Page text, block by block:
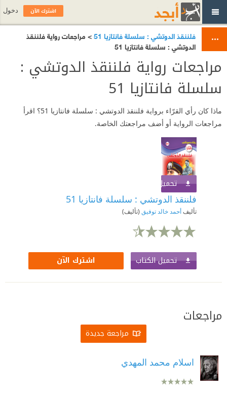
فلننقذ الدوتشي : سلسلة فانتازيا 51
> مراجعات رواية فلننقذ
الدوتشي : سلسلة فانتازيا 51
مراجعات رواية فلننقذ الدوتشي :
سلسلة فانتازيا 51
ماذا كان رأي القرّاء برواية فلننقذ الدوتشي : سلسلة فانتازيا 51؟ اقرأ
مراجعات الرواية أو أضف مراجعتك الخاصة.
تحميل الكتاب
فلننقذ الدوتشي : سلسلة فانتازيا 51
تأليفأحمد خالد توفيق (تأليف)
تحميل الكتاب اشترك الآن
مراجعات
مراجعة جديدة
اسلام محمد المهدي
اشترك الآن دخول